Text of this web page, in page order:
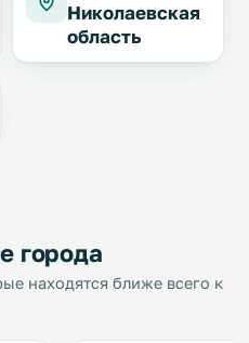
Николаевская
область
города
находятся ближе всего к